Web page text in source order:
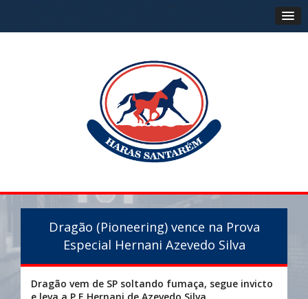
Dragão (Pioneering) vence na Prova
Especial Hernani Azevedo Silva
Dragão vem de SP soltando fumaça, segue invicto